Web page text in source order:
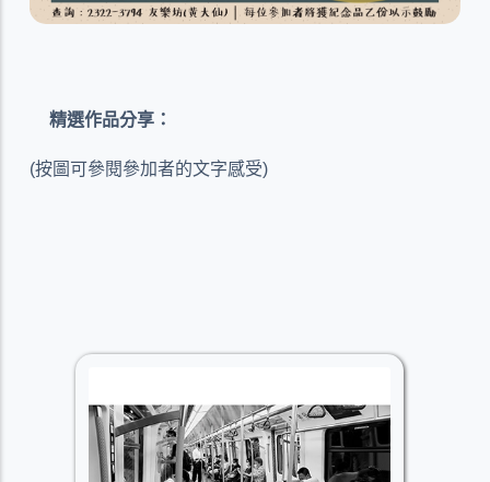
精選作品分享：
(按圖可參閱參加者的文字感受)